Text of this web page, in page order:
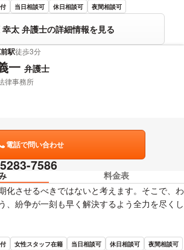
当日相談可 休日相談可 夜間相談可
太 弁護士の詳細情報を見る
駅徒歩3分
一 弁護士
律事務所
電話で問い合わせ
7586
料金表
化させるべきではないと考えます。そこで、わ
、紛争が一刻も早く解決するよう全力を尽くし
女性スタッフ在籍 当日相談可 休日相談可
夜間相談可
いる要素を